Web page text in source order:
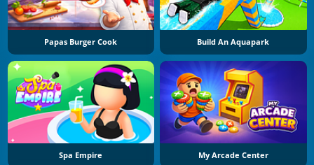
Papas Burger Cook Build An Aquapark
Spa Empire My Arcade Center